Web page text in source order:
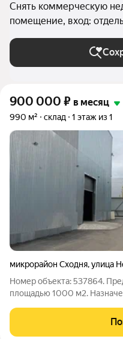
Снять коммерческую
помещение, вход:
900 000 ₽ в месяц
990 м² склад 1 этаж из 1
микрорайон Сходня,улица
Номер объекта: 537864.
площадью 1000 м2.
электричество (мощность
водоснабжение